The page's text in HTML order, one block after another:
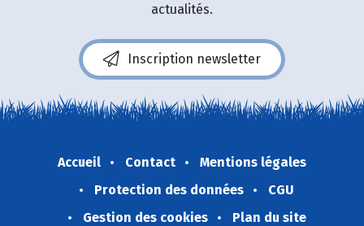
actualités.
Inscription newsletter
Accueil Contact
Mentions légales
Protection des données
CGU
Gestion des cookies
Plan du site